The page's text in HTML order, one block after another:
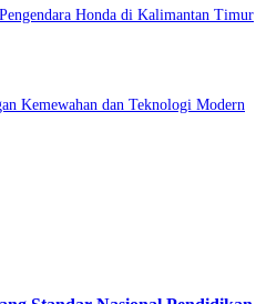
Honda di Kalimantan Timur
Kemewahan dan Teknologi Modern